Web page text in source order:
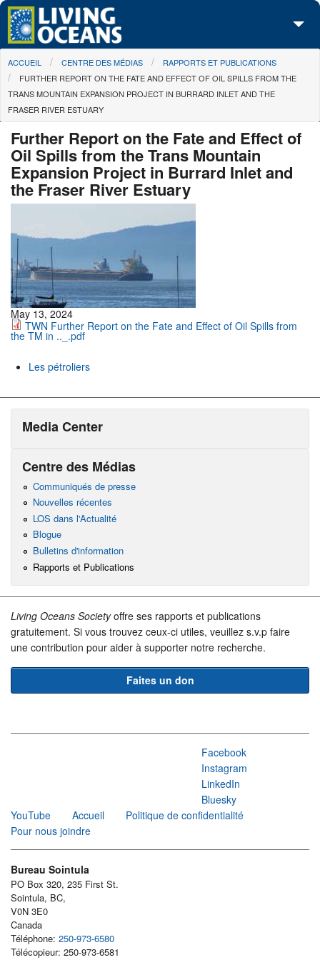
Skip to main content
À propos de nous
Nos campagnes
Les Cartes
Passez à l'action
You are here
ACCUEIL CENTRE DES MÉDIAS
RAPPORTS ET PUBLICATIONS
FURTHER REPORT ON THE FATE AND EFFECT OF OIL SPILLS FROM THE
TRANS MOUNTAIN EXPANSION PROJECT IN BURRARD INLET AND THE
FRASER RIVER ESTUARY
Further Report on the Fate and Effect of
Oil Spills from the Trans Mountain
Expansion Project in Burrard Inlet and
the Fraser River Estuary
May 13, 2024
TWN Further Report on the Fate and Effect of Oil Spills from
the TM in .._.pdf
Les pétroliers
Media Center
Centre des Médias
Communiqués de presse
Nouvelles récentes
LOS dans l'Actualité
Blogue
Bulletins d'information
Rapports et Publications
Living Oceans Societyoffre ses rapports et publications
gratuitement. Si vous trouvez ceux-ci utiles, veuillez s.v.p faire
une contribution pour aider à supporter notre recherche.
Faites un don
Facebook
Instagram
LinkedIn
Bluesky
YouTube
Accueil
Politique de confidentialité
Pour nous joindre
Bureau Sointula
PO Box 320, 235 First St.
Sointula, BC,
V0N 3E0
Canada
Téléphone: 250-973-6580
Télécopieur: 250-973-6581